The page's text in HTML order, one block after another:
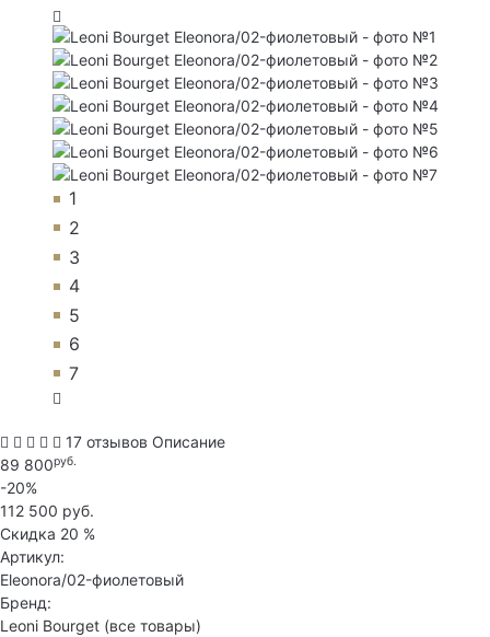
1
2
3
4
5
6
7
17 отзывов Описание
89 800руб.
-20%
112 500 руб.
Скидка 20 %
Артикул:
Eleonora/02-фиолетовый
Бренд:
Leoni Bourget (все товары)